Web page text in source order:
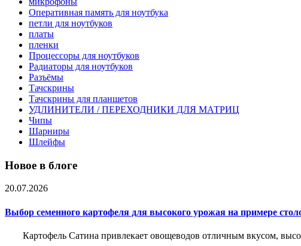
Оперативная память для ноутбука
петли для ноутбуков
платы
пленки
Процессоры для ноутбуков
Радиаторы для ноутбуков
Разъёмы
Тачскрины
Тачскрины для планшетов
УДЛИНИТЕЛИ / ПЕРЕХОДНИКИ ДЛЯ МАТРИЦ
Чипы
Шарниры
Шлейфы
Новое в блоге
20.07.2026
Выбор семенного картофеля для высокого урожая на примере
Картофель Сатина привлекает овощеводов отличным вкусом,